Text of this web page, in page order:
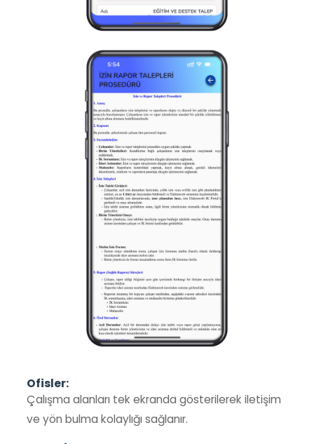
Ofisler:
Çalışma alanları tek ekranda gösterilerek iletişim
ve yön bulma kolaylığı sağlanır.